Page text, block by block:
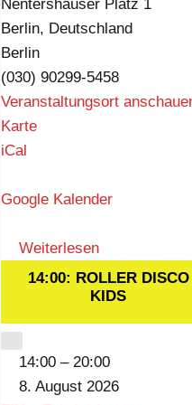
Nentershäuser Platz 1
Berlin, Deutschland
Berlin
(030) 90299-5458
Veranstaltungsort
KarteG
t
r
i
d
B
e
iCal
Google Kalender
Weiterlesen
14:00: ROLLER DISCO
KIDS
CLOSE
14:00 – 20:00
8. August 2026